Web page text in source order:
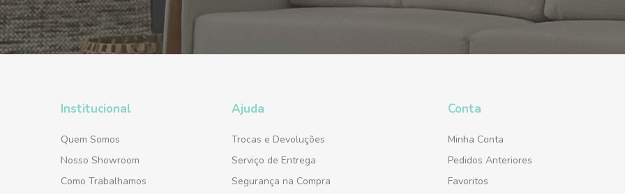
Institucional
Quem Somos
Nosso Showroom
Como Trabalhamos
Ajuda
Trocas e Devoluções
Serviço de Entrega
Segurança na Compra
Conta
Minha Conta
Pedidos Anteriores
Favoritos